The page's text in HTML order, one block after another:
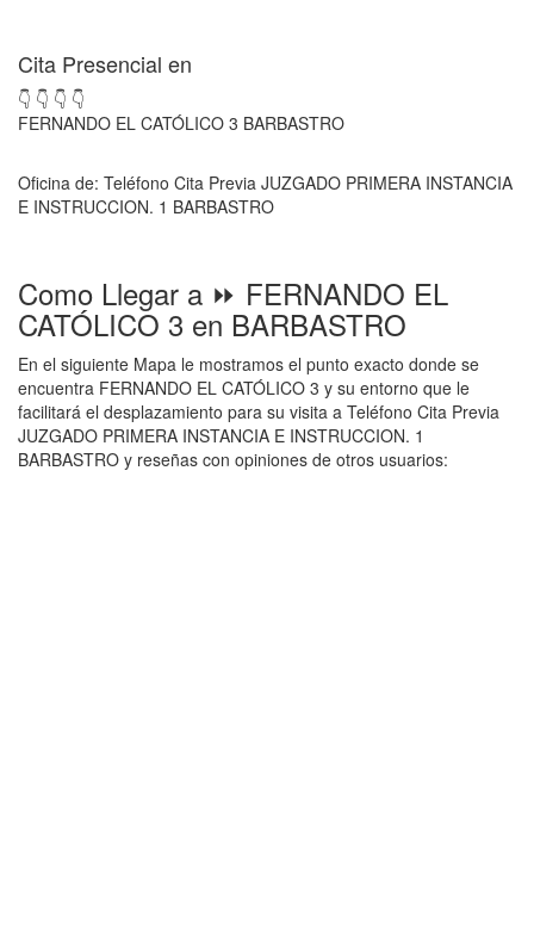
Cita Presencial en
👇 👇 👇 👇
FERNANDO EL CATÓLICO 3 BARBASTRO
Oficina de: Teléfono Cita Previa JUZGADO PRIMERA INSTANCIA
E INSTRUCCION. 1 BARBASTRO
Como Llegar a ⏩ FERNANDO EL
CATÓLICO 3 en BARBASTRO
En el siguiente Mapa le mostramos el punto exacto donde se
encuentra FERNANDO EL CATÓLICO 3 y su entorno que le
facilitará el desplazamiento para su visita a Teléfono Cita Previa
JUZGADO PRIMERA INSTANCIA E INSTRUCCION. 1
BARBASTRO y reseñas con opiniones de otros usuarios: